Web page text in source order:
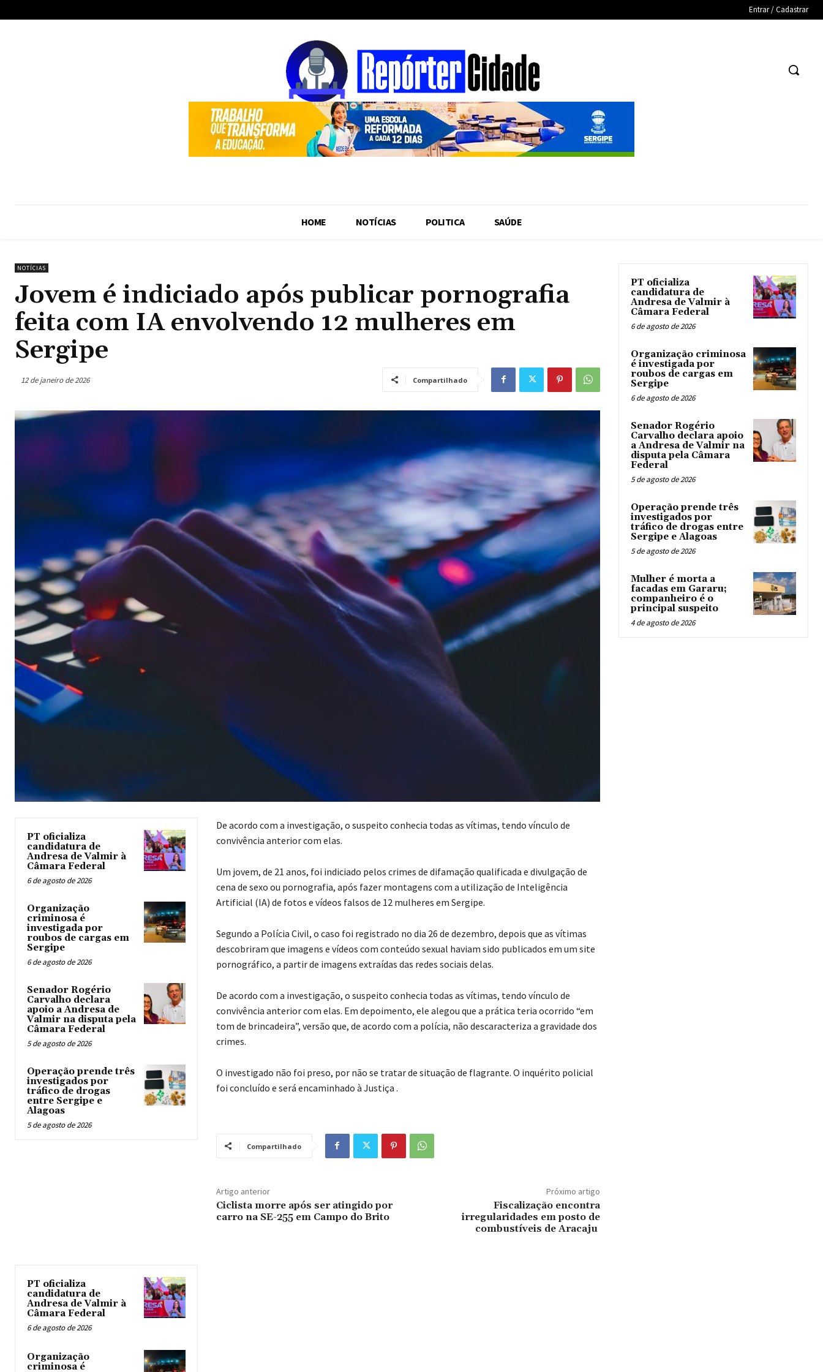
Entrar / Cadastrar
HOME NOTÍCIAS POLITICA SAÚDE
NOTÍCIAS
Jovem é indiciado após publicar pornografia
feita com IA envolvendo 12 mulheres em
Sergipe
12 de janeiro de 2026 Compartilhado
PT oficializa
candidatura de
Andresa de Valmir à
Câmara Federal
6 de agosto de 2026
Organização
criminosa é
investigada por
roubos de cargas em
Sergipe
6 de agosto de 2026
Senador Rogério
Carvalho declara
apoio a Andresa de
Valmir na disputa pela
Câmara Federal
5 de agosto de 2026
Operação prende três
investigados por
tráfico de drogas
entre Sergipe e
Alagoas
5 de agosto de 2026
De acordo com a investigação, o suspeito conhecia todas as vítimas, tendo vínculo de
convivência anterior com elas.
Um jovem, de 21 anos, foi indiciado pelos crimes de difamação qualificada e divulgação de
cena de sexo ou pornografia, após fazer montagens com a utilização de Inteligência
Artificial (IA) de fotos e vídeos falsos de 12 mulheres em Sergipe.
Segundo a Polícia Civil, o caso foi registrado no dia 26 de dezembro, depois que as vítimas
descobriram que imagens e vídeos com conteúdo sexual haviam sido publicados em um site
pornográfico, a partir de imagens extraídas das redes sociais delas.
De acordo com a investigação, o suspeito conhecia todas as vítimas, tendo vínculo de
convivência anterior com elas. Em depoimento, ele alegou que a prática teria ocorrido “em
tom de brincadeira”, versão que, de acordo com a polícia, não descaracteriza a gravidade dos
crimes.
O investigado não foi preso, por não se tratar de situação de flagrante. O inquérito policial
foi concluído e será encaminhado à Justiça .
Compartilhado
Artigo anterior
Ciclista morre após ser atingido por
carro na SE-255 em Campo do Brito
Próximo artigo
Fiscalização encontra
irregularidades em posto de
combustíveis de Aracaju
PT oficializa
candidatura de
Andresa de Valmir à
Câmara Federal
6 de agosto de 2026
Organização
criminosa é
PT oficializa
candidatura de
Andresa de Valmir à
Câmara Federal
6 de agosto de 2026
Organização criminosa
é investigada por
roubos de cargas em
Sergipe
6 de agosto de 2026
Senador Rogério
Carvalho declara apoio
a Andresa de Valmir na
disputa pela Câmara
Federal
5 de agosto de 2026
Operação prende três
investigados por
tráfico de drogas entre
Sergipe e Alagoas
5 de agosto de 2026
Mulher é morta a
facadas em Gararu;
companheiro é o
principal suspeito
4 de agosto de 2026